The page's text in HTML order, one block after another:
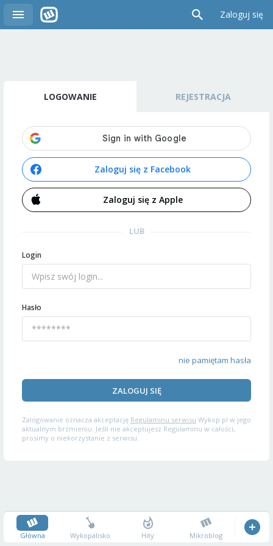
Zaloguj się
LOGOWANIE REJESTRACJA
Zaloguj się z Facebook
Zaloguj się z Apple
LUB
Login
Hasło
nie pamiętam hasła
ZALOGUJ SIĘ
Zalogowanie oznacza akceptację Regulaminu serwisu Wykop.pl w jego
aktualnym brzmieniu. Jeśli nie akceptujesz Regulaminu w całości,
prosimy o niekorzystanie z serwisu.
Główna Wykopalisko Hity Mikroblog